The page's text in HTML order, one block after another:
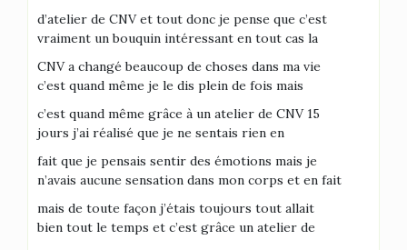
d’atelier de CNV et tout donc je pense que c’est
vraiment un bouquin intéressant en tout cas la
CNV a changé beaucoup de choses dans ma vie
c’est quand même je le dis plein de fois mais
c’est quand même grâce à un atelier de CNV 15
jours j’ai réalisé que je ne sentais rien en
fait que je pensais sentir des émotions mais je
n’avais aucune sensation dans mon corps et en fait
mais de toute façon j’étais toujours tout allait
bien tout le temps et c’est grâce un atelier de